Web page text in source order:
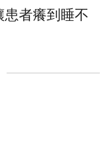
患者癢到睡不